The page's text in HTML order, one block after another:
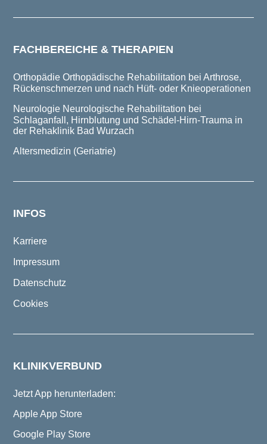
FACHBEREICHE & THERAPIEN
Orthopädie Orthopädische Rehabilitation bei Arthrose,
Rückenschmerzen und nach Hüft- oder Knieoperationen
Neurologie Neurologische Rehabilitation bei
Schlaganfall, Hirnblutung und Schädel-Hirn-Trauma in
der Rehaklinik Bad Wurzach
Altersmedizin (Geriatrie)
INFOS
Karriere
Impressum
Datenschutz
Cookies
KLINIKVERBUND
Jetzt App herunterladen:
Apple App Store
Google Play Store